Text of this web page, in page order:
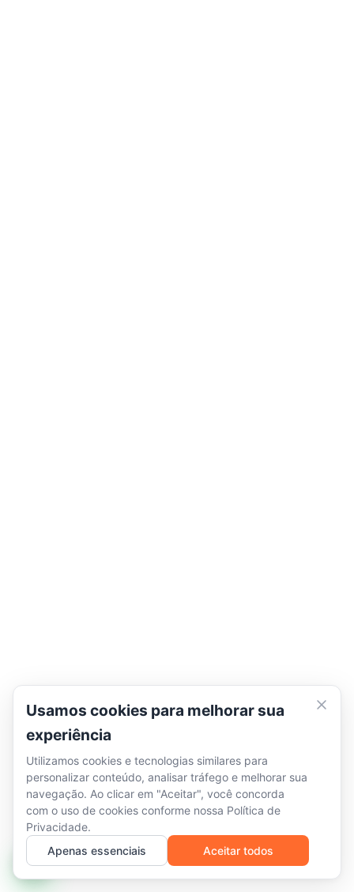
Usamos cookies para melhorar sua
experiência
Utilizamos cookies e tecnologias similares para
personalizar conteúdo, analisar tráfego e melhorar sua
navegação. Ao clicar em "Aceitar", você concorda
com o uso de cookies conforme nossa Política de
Privacidade.
Apenas essenciais
Aceitar todos